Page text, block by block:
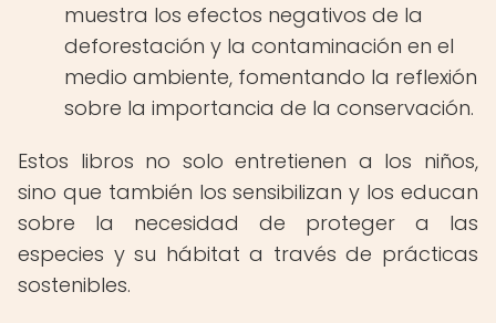
muestra los efectos negativos de la
deforestación y la contaminación en el
medio ambiente, fomentando la reflexión
sobre la importancia de la conservación.
Estos libros no solo entretienen a los niños,
sino que también los sensibilizan y los educan
sobre la necesidad de proteger a las
especies y su hábitat a través de prácticas
sostenibles.